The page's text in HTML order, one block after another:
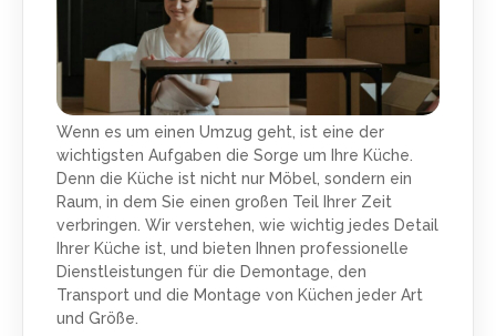
Wenn es um einen Umzug geht, ist eine der
wichtigsten Aufgaben die Sorge um Ihre Küche.
Denn die Küche ist nicht nur Möbel, sondern ein
Raum, in dem Sie einen großen Teil Ihrer Zeit
verbringen. Wir verstehen, wie wichtig jedes Detail
Ihrer Küche ist, und bieten Ihnen professionelle
Dienstleistungen für die Demontage, den
Transport und die Montage von Küchen jeder Art
und Größe.